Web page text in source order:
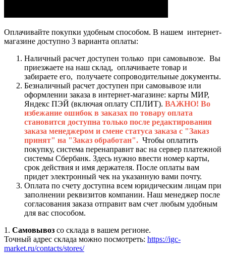
Оплачивайте покупки удобным способом. В нашем интернет-
магазине доступно 3 варианта оплаты:
Наличный расчет доступен только при самовывозе. Вы
приезжаете на наш склад, оплачиваете товар и
забираете его, получаете сопроводительные документы.
Безналичный расчет доступен при самовывозе или
оформлении заказа в интернет-магазине: карты МИР,
Яндекс ПЭЙ (включая оплату СПЛИТ). ВАЖНО! Во
избежание ошибок в заказах по товару оплата
становится доступна только после редактирования
заказа менеджером и смене статуса заказа с "Заказ
принят" на "Заказ обработан". Чтобы оплатить
покупку, система перенаправит вас на сервер платежной
системы Сбербанк. Здесь нужно ввести номер карты,
срок действия и имя держателя. После оплаты вам
придет электронный чек на указанную вами почту.
Оплата по счету доступна всем юридическим лицам при
заполнении реквизитов компании. Наш менеджер после
согласования заказа отправит вам счет любым удобным
для вас способом.
1. Самовывоз со склада в вашем регионе.
Точный адрес склада можно посмотреть: https://igc-
market.ru/contacts/stores/